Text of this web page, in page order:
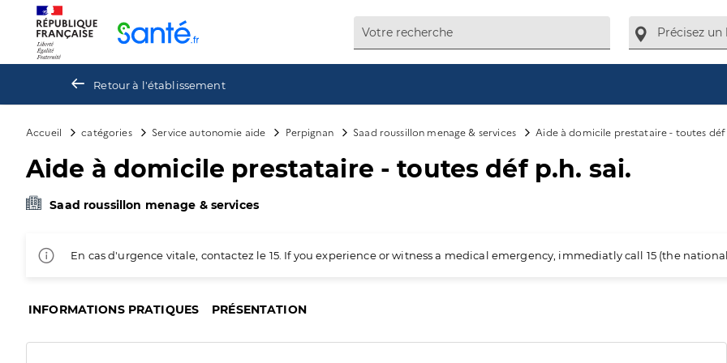
Retour à l'établissement
Accueil catégories Service autonomie aide Perpignan Saad roussillon menage & services Aide à domicile prestataire - toutes déf
Aide à domicile prestataire - toutes déf p.h. sai.
Saad roussillon menage & services
En cas d'urgence vitale, contactez le 15. If you experience or witness a medical emergency, immediatly call 15 (the
INFORMATIONS PRATIQUES PRÉSENTATION
Panneau de gestion des cookies